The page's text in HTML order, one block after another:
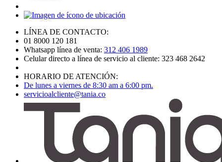
LÍNEA DE CONTACTO:
01 8000 120 181
Whatsapp línea de venta: 312 406 1989
Celular directo a línea de servicio al cliente: 323 468 2642
HORARIO DE ATENCIÓN:
De lunes a viernes de 8:30 am a 6:00 pm.
servicioalcliente@tania.co